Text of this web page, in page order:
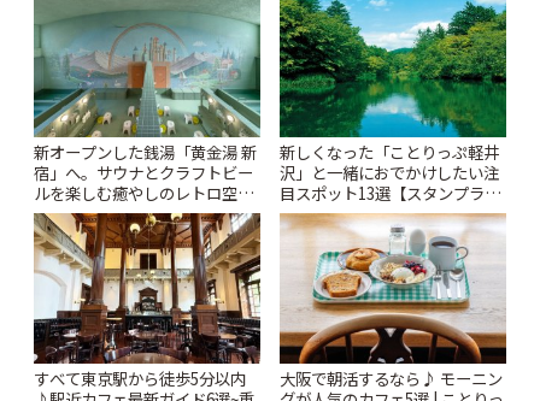
新オープンした銭湯「黄金湯 新
宿」へ。サウナとクラフトビー
ルを楽しむ癒やしのレトロ空間
| ことりっぷ
新しくなった「ことりっぷ軽井
沢」と一緒におでかけしたい注
目スポット13選【スタンプラリ
ー開催中】 | ことりっぷ
すべて東京駅から徒歩5分以内
大阪で朝活するなら♪ モーニン